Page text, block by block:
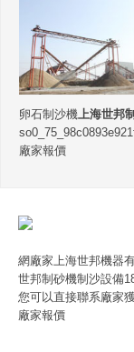
卵石制沙機上海世邦
廠家報價
網廠家上海世邦機器
世邦制砂機制沙設備
您可以直接聯系廠家
廠家報價